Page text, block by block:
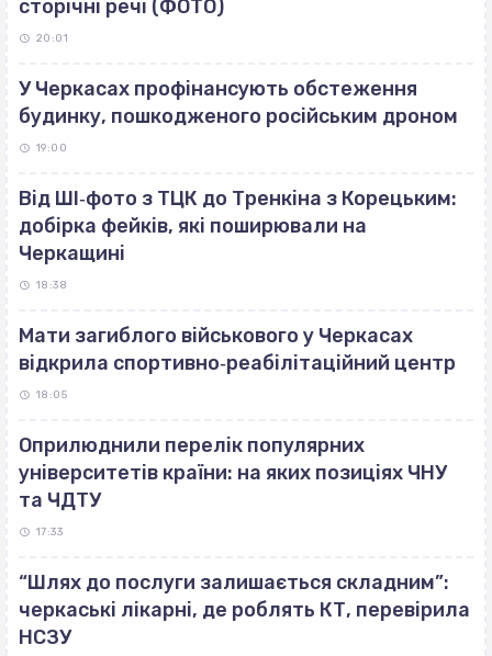
сторічні речі (ФОТО)
20:01
У Черкасах профінансують обстеження
будинку, пошкодженого російським дроном
19:00
Від ШІ‐фото з ТЦК до Тренкіна з Корецьким:
добірка фейків, які поширювали на
Черкащині
18:38
Мати загиблого військового у Черкасах
відкрила спортивно‐реабілітаційний центр
18:05
Оприлюднили перелік популярних
університетів країни: на яких позиціях ЧНУ
та ЧДТУ
17:33
“Шлях до послуги залишається складним”:
черкаські лікарні, де роблять КТ, перевірила
НСЗУ